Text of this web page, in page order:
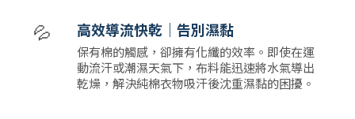
💦 高效導流快乾｜告別濕黏
保有棉的觸感，卻擁有化纖的效率。即使在運
動流汗或潮濕天氣下，布料能迅速將水氣導出
乾燥，解決純棉衣物吸汗後沈重濕黏的困擾。